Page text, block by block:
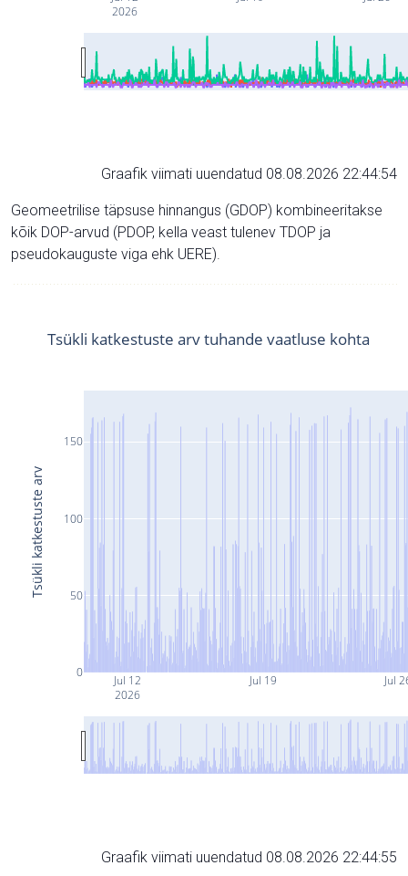
2026
Graafik viimati uuendatud 08.08.2026 22:44:54
Geomeetrilise täpsuse hinnangus (GDOP) kombineeritakse
kõik DOP-arvud (PDOP, kella veast tulenev TDOP ja
pseudokauguste viga ehk UERE).
Jul 12
2026
Jul 19 Jul
0
50
100
150
Tsükli katkestuste arv tuhande vaatluse kohta
Tsükli katkestuste arv
Graafik viimati uuendatud 08.08.2026 22:44:55